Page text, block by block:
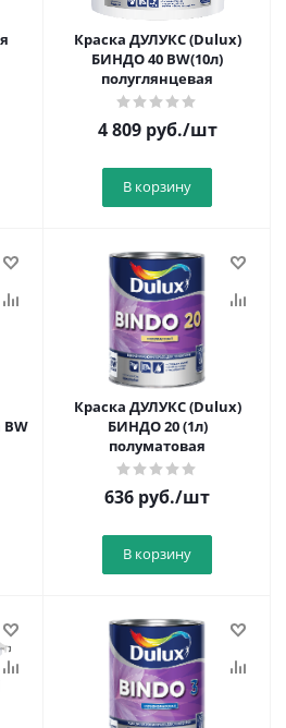
Краска ДУЛУКС (Dulux)
БИНДО 40 BW(10л)
полуглянцевая
4 809руб./шт
В корзину
BW
Краска ДУЛУКС (Dulux)
БИНДО 20 (1л)
полуматовая
636 руб./шт
В корзину